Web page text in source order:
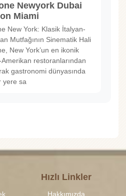
Newyork Dubai
Miami
New York: Klasik İtalyan-
Mutfağının Sinematik Hali
New York’un en ikonik
restoranlarından
gastronomi dünyasında
yere sa
Hızlı Linkler
Hakkımızda